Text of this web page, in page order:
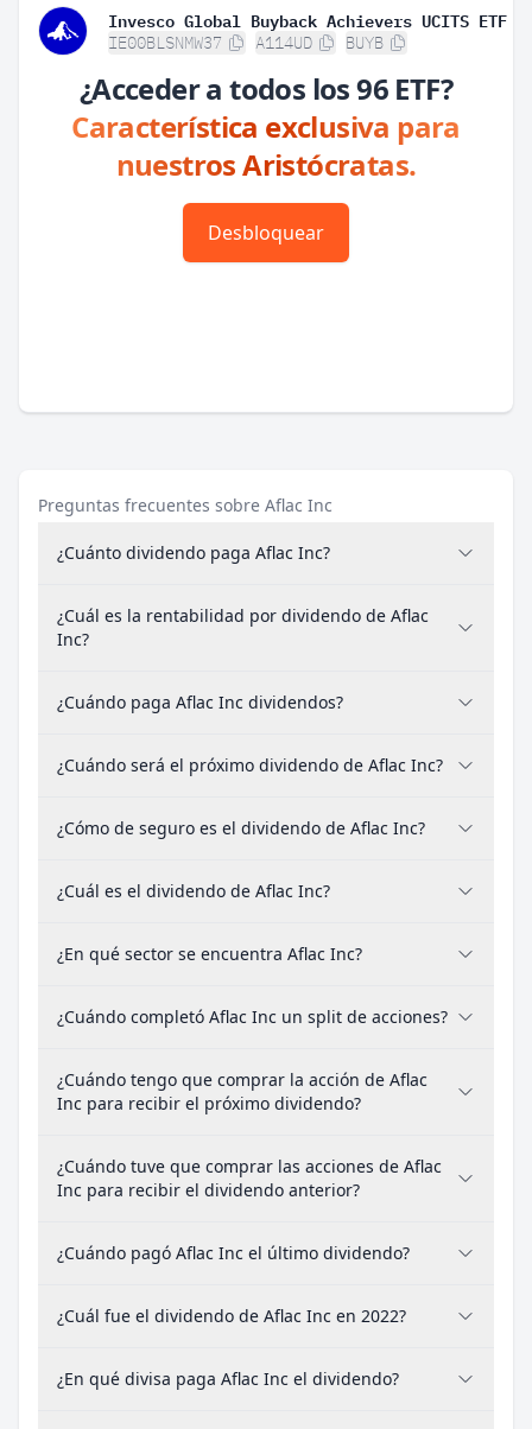
Invesco Global Buyback Achievers UCITS ETF
IE00BLSNMW37 A114UD BUYB
¿Acceder a todos los 96 ETF?
Característica exclusiva para
nuestros Aristócratas.
Desbloquear
Preguntas frecuentes sobre Aflac Inc
¿Cuánto dividendo paga Aflac Inc?
¿Cuál es la rentabilidad por dividendo de Aflac
Inc?
¿Cuándo paga Aflac Inc dividendos?
¿Cuándo será el próximo dividendo de Aflac Inc?
¿Cómo de seguro es el dividendo de Aflac Inc?
¿Cuál es el dividendo de Aflac Inc?
¿En qué sector se encuentra Aflac Inc?
¿Cuándo completó Aflac Inc un split de acciones?
¿Cuándo tengo que comprar la acción de Aflac
Inc para recibir el próximo dividendo?
¿Cuándo tuve que comprar las acciones de Aflac
Inc para recibir el dividendo anterior?
¿Cuándo pagó Aflac Inc el último dividendo?
¿Cuál fue el dividendo de Aflac Inc en 2022?
¿En qué divisa paga Aflac Inc el dividendo?